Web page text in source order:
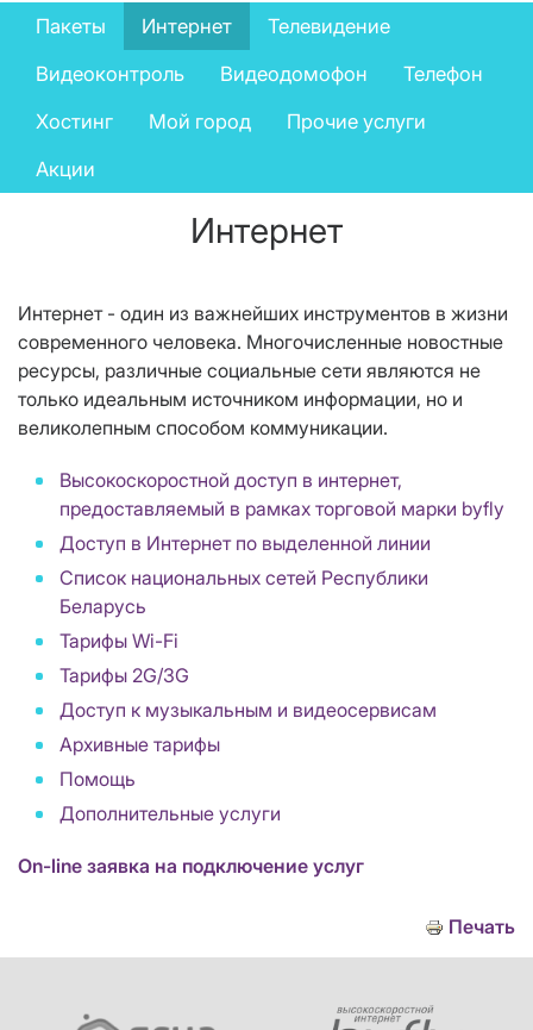
Private
services
menu
Пакеты Интернет
Телевидение
Видеоконтроль
Видеодомофон
Телефон
Хостинг
Мой город
Прочие услуги
Акции
Интернет
Интернет - один из важнейших инструментов в жизни
современного человека. Многочисленные новостные
ресурсы, различные социальные сети являются не
только идеальным источником информации, но и
великолепным способом коммуникации.
Высокоскоростной доступ в интернет,
предоставляемый в рамках торговой марки byfly
Доступ в Интернет по выделенной линии
Список национальных сетей Республики
Беларусь
Тарифы Wi-Fi
Тарифы 2G/3G
Доступ к музыкальным и видеосервисам
Архивные тарифы
Помощь
Дополнительные услуги
On-line заявка на подключение услуг
Печать